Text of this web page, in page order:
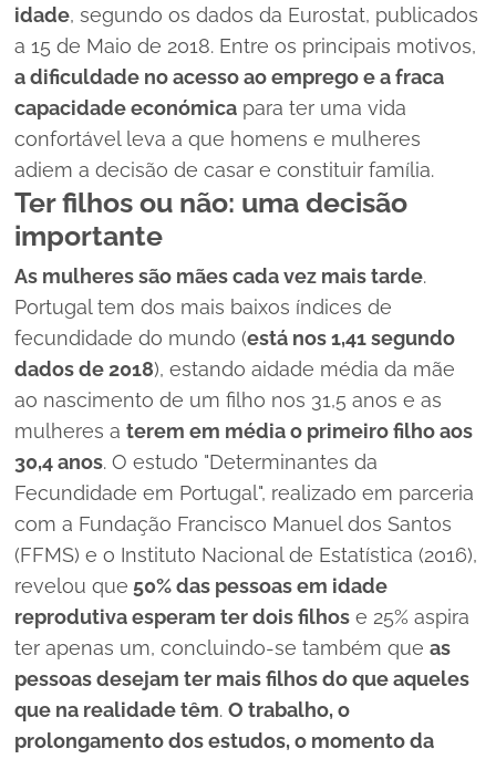
idade, segundo os dados da Eurostat, publicados
a 15 de Maio de 2018. Entre os principais motivos,
a dificuldade no acesso ao emprego e a fraca
capacidade económica para ter uma vida
confortável leva a que homens e mulheres
adiem a decisão de casar e constituir família.
Ter filhos ou não: uma decisão
importante
As mulheres são mães cada vez mais tarde.
Portugal tem dos mais baixos índices de
fecundidade do mundo (está nos 1,41 segundo
dados de 2018), estando aidade média da mãe
ao nascimento de um filho nos 31,5 anos e as
mulheres a terem em média o primeiro filho aos
30,4 anos. O estudo "Determinantes da
Fecundidade em Portugal", realizado em parceria
com a Fundação Francisco Manuel dos Santos
(FFMS) e o Instituto Nacional de Estatística (2016),
revelou que 50% das pessoas em idade
reprodutiva esperam ter dois filhos e 25% aspira
ter apenas um, concluindo-se também que as
pessoas desejam ter mais filhos do que aqueles
que na realidade têm. O trabalho, o
prolongamento dos estudos, o momento da